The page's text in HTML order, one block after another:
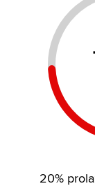
20%